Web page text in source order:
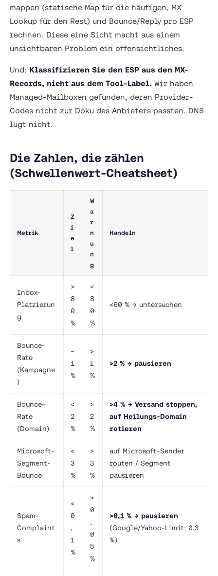
mappen (statische Map für die häufigen, MX-
Lookup für den Rest) und Bounce/Reply pro ESP
rechnen. Diese eine Sicht macht aus einem
unsichtbaren Problem ein offensichtliches.
Und: Klassifizieren Sie den ESP aus den MX-
Records, nicht aus dem Tool-Label. Wir haben
Managed-Mailboxen gefunden, deren Provider-
Codes nicht zur Doku des Anbieters passten. DNS
lügt nicht.
Die Zahlen, die zählen
(Schwellenwert-Cheatsheet)
Metrik
Z
i
e
l
W
a
r
n
u
n
g
Handeln
Inbox-
Platzierun
g
>
8
0
%
<
8
0
%
<60 % → untersuchen
Bounce-
Rate
(Kampagne
)
~
1
%
>
1
%
>2 % → pausieren
Bounce-
Rate
(Domain)
<
2
%
>
2
%
>4 % → Versand stoppen,
auf Heilungs-Domain
rotieren
Microsoft-
Segment-
Bounce
<
3
%
>
3
%
auf Microsoft-Sender
routen / Segment
pausieren
Spam-
Complaint
s
<
0
,
1
%
>
0
,
0
5
%
>0,1 % → pausieren
(Google/Yahoo-Limit: 0,3
%)